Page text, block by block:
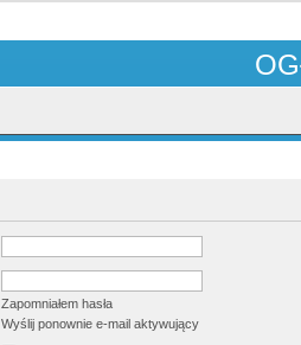
Zapomniałem hasła
Wyślij ponownie e-mail aktywujący